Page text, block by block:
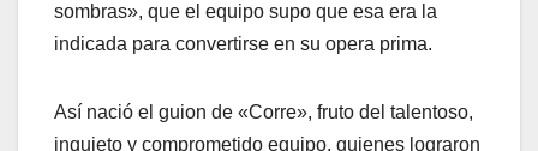
sombras», que el equipo supo que esa era la
indicada para convertirse en su opera prima.
Así nació el guion de «Corre», fruto del talentoso,
inquieto y comprometido equipo, quienes lograron